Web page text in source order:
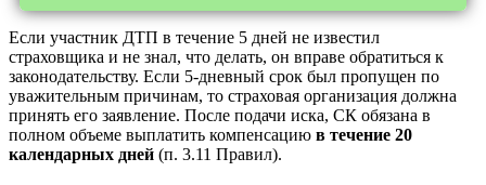
Если участник ДТП в течение 5 дней не известил
страховщика и не знал, что делать, он вправе обратиться к
законодательству. Если 5-дневный срок был пропущен по
уважительным причинам, то страховая организация должна
принять его заявление. После подачи иска, СК обязана в
полном объеме выплатить компенсацию в течение 20
календарных дней (п. 3.11 Правил).